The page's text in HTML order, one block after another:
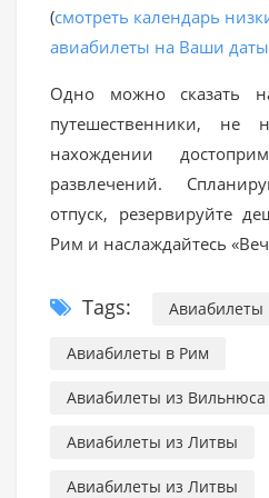
(смотреть календарь
авиабилеты на Ваши даты
Одно можно сказать
путешественники, не
нахождении
развлечений.
отпуск, резервируйте
Рим и наслаждайтесь
Tags: Авиабилеты
Авиабилеты в Рим
Авиабилеты из Вильнюса
Авиабилеты из Литвы
Авиабилеты из Литвы